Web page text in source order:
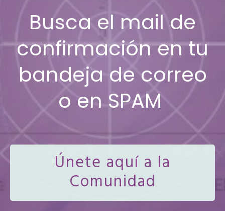
Busca el mail de
confirmación en tu
bandeja de correo
o en SPAM
Únete aquí a la
Comunidad